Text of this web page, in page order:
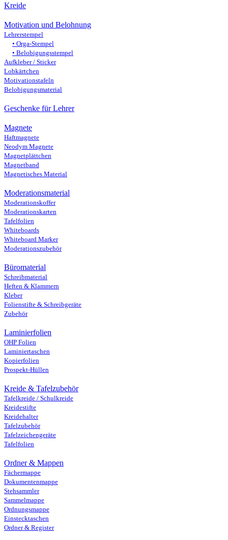
Kreide
Motivation und Belohnung
Lehrerstempel
Orga-Stempel
Belobigungsstempel
Aufkleber / Sticker
Lobkärtchen
Motivationstafeln
Belobigungsmaterial
Geschenke für Lehrer
Magnete
Haftmagnete
Neodym Magnete
Magnetplättchen
Magnetband
Magnetisches Material
Moderationsmaterial
Moderationskoffer
Moderationskarten
Tafelfolien
Whiteboards
Whiteboard Marker
Moderationszubehör
Büromaterial
Schreibmaterial
Heften & Klammern
Kleber
Folienstifte & Schreibgeräte
Zubehör
Laminierfolien
OHP Folien
Laminiertaschen
Kopierfolien
Prospekt-Hüllen
Kreide & Tafelzubehör
Tafelkreide / Schulkreide
Kreidestifte
Kreidehalter
Tafelzubehör
Tafelzeichengeräte
Tafelfolien
Ordner & Mappen
Fächermappe
Dokumentenmappe
Stehsammler
Sammelmappe
Ordnungsmappe
Einstecktaschen
Ordner & Register